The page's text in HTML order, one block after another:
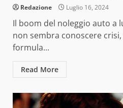
Redazione Luglio 16, 2024
Il boom del noleggio auto a
non sembra conoscere
formula...
Read More